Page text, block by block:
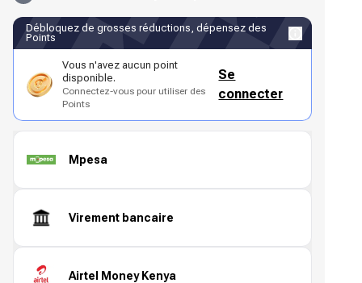
Débloquez de grosses réductions, dépensez des
Points
Vous n'avez aucun point
disponible.
Connectez-vous pour utiliser des
Points
Se
connecter
Mpesa
Virement bancaire
Airtel Money Kenya